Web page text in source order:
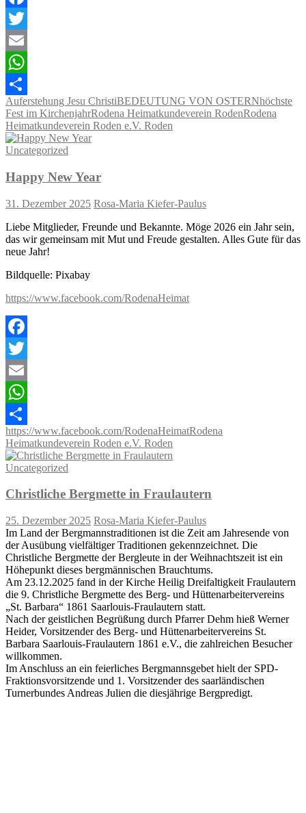
Facebook
Twitter
Email
WhatsApp
Teilen
Auferstehung Jesu ChristiBEDEUTUNG VON OSTERNhöchste
Fest im KirchenjahrRodena Heimatkundeverein RodenRodena
Heimatkundeverein Roden e.V. Roden
Uncategorized
Happy New Year
31. Dezember 2025 Rosa-Maria Kiefer-Paulus
Liebe Mitglieder, Freunde und Bekannte. Möge 2026 ein Jahr sein,
das wir gemeinsam mit Mut und Freude gestalten. Alles Gute für das
neue Jahr!
Bildquelle: Pixabay
https://www.facebook.com/RodenaHeimat
Facebook
Twitter
Email
WhatsApp
Teilen
https://www.facebook.com/RodenaHeimatRodena
Heimatkundeverein Roden e.V. Roden
Uncategorized
Christliche Bergmette in Fraulautern
25. Dezember 2025 Rosa-Maria Kiefer-Paulus
Im Land der Bergmannstraditionen ist die Zeit am Jahresende von
der Ausübung vielfältiger Traditionen gekennzeichnet. Die
Christliche Bergmette der Bergleute in der Weihnachtszeit ist ein
Höhepunkt dieses bergmännischen Brauchtums.
Am 23.12.2025 fand in der Kirche Heilig Dreifaltigkeit Fraulautern
die 9. Christliche Bergmette des Berg- und Hüttenarbeitervereins
„St. Barbara“ 1861 Saarlouis-Fraulautern statt.
Nach der geistlichen Begrüßung durch Pfarrer Dehm hieß Werner
Heider, Vorsitzender des Berg- und Hüttenarbeitervereins St.
Barbara Saarlouis-Fraulautern 1861 e.V., die zahlreichen Besucher
willkommen.
Im Anschluss an ein feierliches Bergmannsgebet hielt der SPD-
Fraktionsvorsitzende und 1. Vorsitzender des saarländischen
Turnerbundes Andreas Julien die diesjährige Bergpredigt.